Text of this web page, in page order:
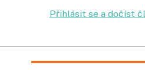
Přihlásit se a dočíst